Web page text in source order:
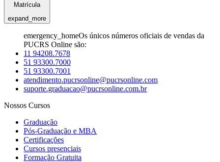
Matrícula
expand_more
emergency_homeOs únicos números oficiais de vendas da
PUCRS Online são:
11 94208.7678
51 93300.7000
51 93300.7001
atendimento.pucrsonline@pucrsonline.com
suporte.graduacao@pucrsonline.com.br
Nossos Cursos
Graduação
Pós-Graduação e MBA
Certificações
Cursos presenciais
Formação Gratuita